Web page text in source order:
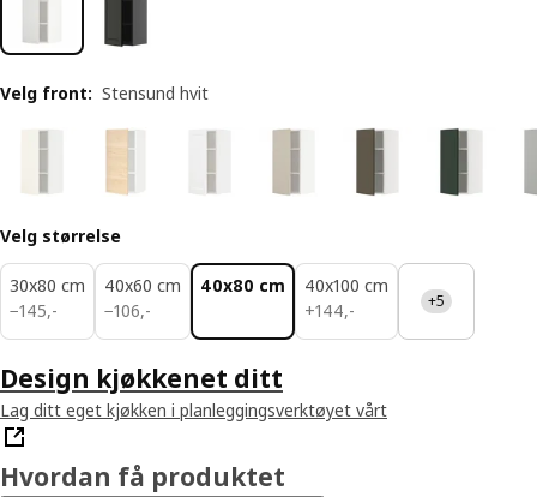
Velg front: Stensund hvit
Velg størrelse
30x80 cm
−145,-
145,-
40x60 cm
−106,-
106,-
40x80 cm
40x100 cm
+144,-
144,- +5
Design kjøkkenet ditt
Lag ditt eget kjøkken i planleggingsverktøyet vårt
Hvordan få produktet